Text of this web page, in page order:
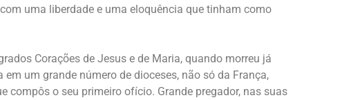
uma liberdade e uma eloquência que tinham como
Corações de Jesus e de Maria, quando morreu já
um grande número de dioceses, não só da França,
compôs o seu primeiro ofício. Grande pregador, nas suas